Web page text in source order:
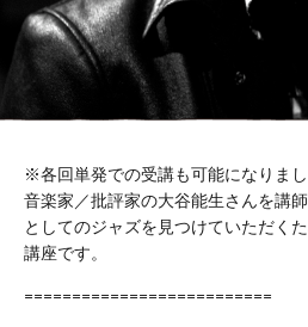
※各回単発での受講も可能になりま
音楽家／批評家の大谷能生さんを講
としてのジャズを見つけていただく
講座です。
==========================
SPACE
FLOW（ご
利用の流
KITCHEN
STUDIO
BOOTH
ROOM
WORK
LOUNGE
BUSHITSU
る
REPORT
BUKATSUDO?